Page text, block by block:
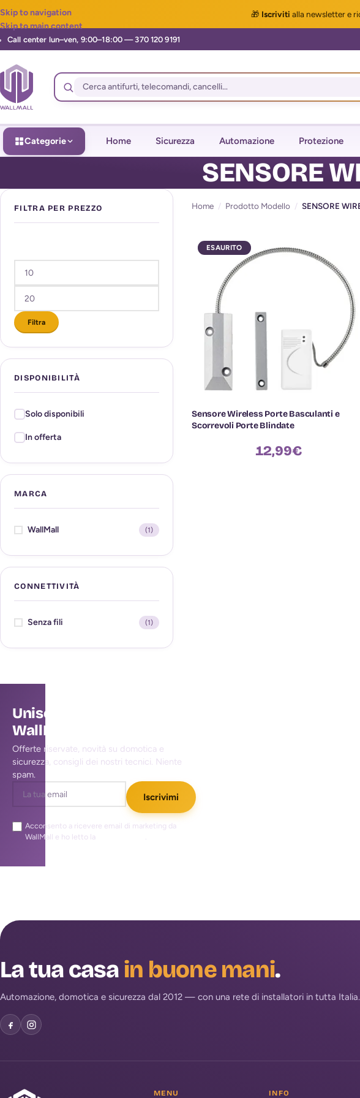
🎁 Iscriviti alla newslettere
Skip to navigation
Skip to main content
Categorie Home Sicurezza Automazione Protezione
SENSORE
FILTRA PER PREZZO
Filtra
DISPONIBILITÀ
Solo disponibili
In offerta
MARCA
WallMall (1)
CONNETTIVITÀ
Senza fili (1)
Home / Prodotto Modello / SENSORE
ESAURITO
Sensore Wireless Porte Basculanti e
Scorrevoli Porte Blindate
12,99€
Unisciti alla community
WallMall
Offerte riservate, novità su domotica e
sicurezza, consigli dei nostri tecnici. Niente
spam.
Iscrivimi
Acconsento a ricevere email di marketing da
WallMall e ho letto la
.
La tua casa in buone mani.
Automazione, domotica e sicurezza dal 2012 — con una rete di installatori in tutta Italia.
MENU INFO